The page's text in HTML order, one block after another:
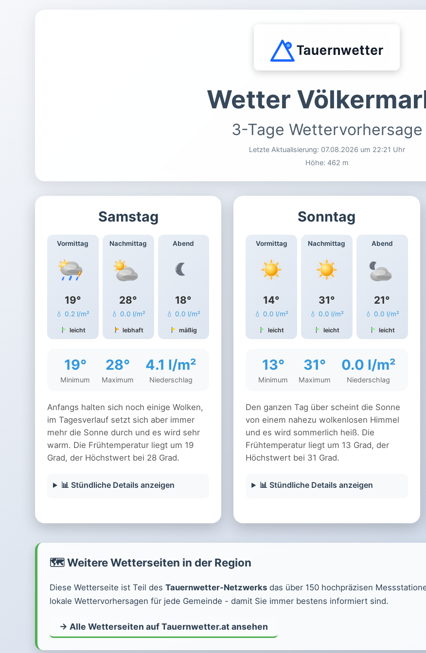
Wetter
3-Tage Wettervorhersage
Letzte Aktualisierung: 07.08.2026 um 22:21 Uhr
Höhe: 462 m
Samstag
Vormittag
19°
💧 0.2 l/m²
leicht
Nachmittag
28°
💧 0.0 l/m²
lebhaft
Abend
18°
💧 0.0 l/m²
mäßig
19°
Minimum
28°
Maximum
4.1 l/m²
Niederschlag
Anfangs halten sich noch einige Wolken,
im Tagesverlauf setzt sich aber immer
mehr die Sonne durch und es wird sehr
warm. Die Frühtemperatur liegt um 19
Grad, der Höchstwert bei 28 Grad.
📊 Stündliche Details anzeigen
Sonntag
Vormittag
14°
💧 0.0 l/m²
leicht
Nachmittag
31°
💧 0.0 l/m²
leicht
Abend
21°
💧 0.0 l/m²
leicht
13°
Minimum
31°
Maximum
0.0 l/m²
Niederschlag
Den ganzen Tag über scheint die Sonne
von einem nahezu wolkenlosen Himmel
und es wird sommerlich heiß. Die
Frühtemperatur liegt um 13 Grad, der
Höchstwert bei 31 Grad.
📊 Stündliche Details anzeigen
🗺️ Weitere Wetterseiten in der Region
Diese Wetterseite ist Teil des Tauernwetter-Netzwerks das über 150 hochpräzisen
lokale Wettervorhersagen für jede Gemeinde - damit Sie immer bestens informiert sind.
→ Alle Wetterseiten auf Tauernwetter.at ansehen